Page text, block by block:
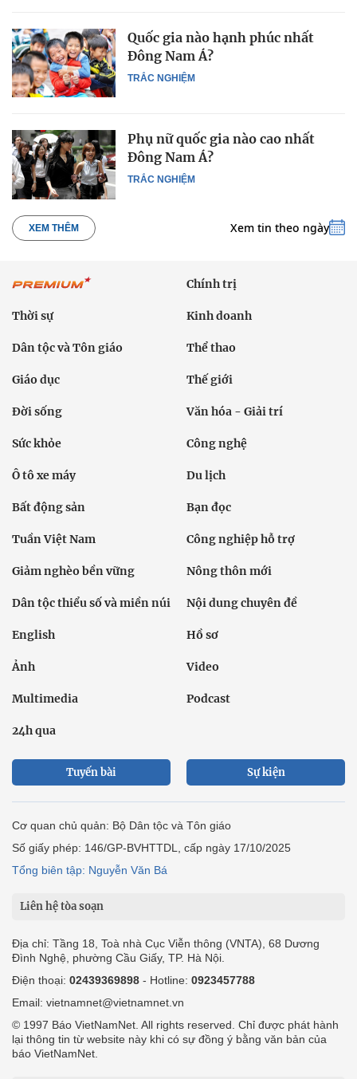
TRẮC NGHIỆM
Quốc gia nào hạnh phúc nhất
Đông Nam Á?
TRẮC NGHIỆM
Phụ nữ quốc gia nào cao nhất
Đông Nam Á?
XEM THÊM Xem tin theo ngày
Chính trị
Thời sự Kinh doanh
Dân tộc và Tôn giáo Thể thao
Giáo dục Thế giới
Đời sống Văn hóa - Giải trí
Sức khỏe Công nghệ
Ô tô xe máy Du lịch
Bất động sản Bạn đọc
Tuần Việt Nam Công nghiệp hỗ trợ
Giảm nghèo bền vững Nông thôn mới
Dân tộc thiểu số và miền núi Nội dung chuyên đề
English Hồ sơ
Ảnh Video
Multimedia Podcast
24h qua
Tuyến bài Sự kiện
Cơ quan chủ quản: Bộ Dân tộc và Tôn giáo
Số giấy phép: 146/GP-BVHTTDL, cấp ngày 17/10/2025
Tổng biên tập: Nguyễn Văn Bá
Liên hệ tòa soạn
Địa chỉ: Tầng 18, Toà nhà Cục Viễn thông (VNTA), 68 Dương
Đình Nghệ, phường Cầu Giấy, TP. Hà Nội.
Điện thoại: 02439369898 - Hotline: 0923457788
Email: vietnamnet@vietnamnet.vn
© 1997 Báo VietNamNet. All rights reserved. Chỉ được phát hành
lại thông tin từ website này khi có sự đồng ý bằng văn bản của
báo VietNamNet.